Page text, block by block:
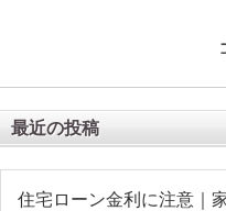
最近の投稿
住宅ローン金利に注意｜